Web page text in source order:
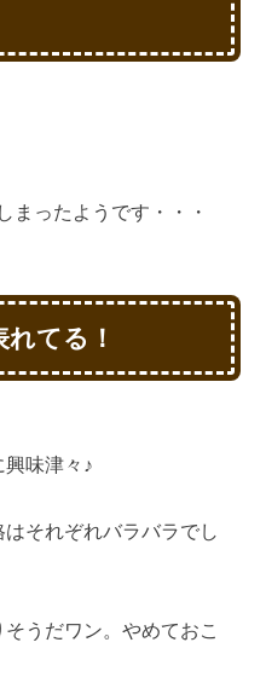
まったようです・・・
てる！
味津々♪
それぞれバラバラでし
うだワン。やめておこ